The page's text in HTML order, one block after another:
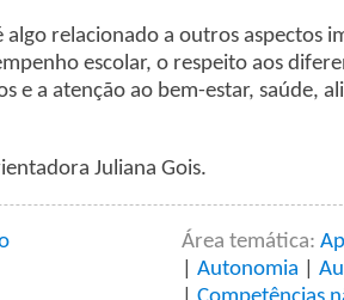
relacionado a outros aspectos
escolar, o respeito aos
e a atenção ao bem-estar, saúde,
Juliana Gois.
Área temática:
Autonomia